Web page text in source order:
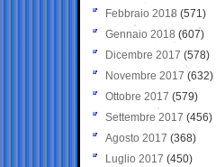
Febbraio 2018 (571)
Gennaio 2018 (607)
Dicembre 2017 (578)
Novembre 2017 (632)
Ottobre 2017 (579)
Settembre 2017 (456)
Agosto 2017 (368)
Luglio 2017 (450)